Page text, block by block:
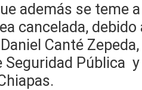
además se teme
cancelada,
Canté
Seguridad Pública